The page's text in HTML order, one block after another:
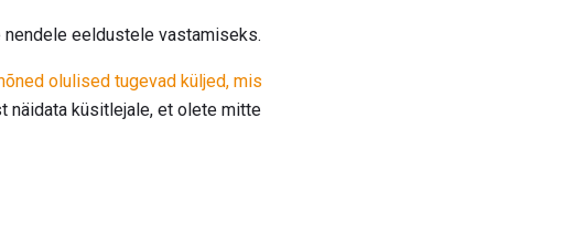
nendele eeldustele vastamiseks.
olulised tugevad küljed, mis
näidata küsitlejale, et olete mitte